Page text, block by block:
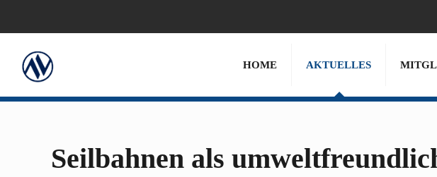
HOME AKTUELLES
Seilbahnen als